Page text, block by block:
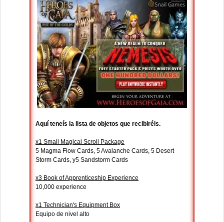
Aquí teneís la lista de objetos que recibiréis.
x1 Small Magical Scroll Package
5 Magma Flow Cards, 5 Avalanche Cards, 5 Desert
Storm Cards, y5 Sandstorm Cards
x3 Book of Apprenticeship Experience
10,000 experience
x1 Technician's Equipment Box
Equipo de nivel alto